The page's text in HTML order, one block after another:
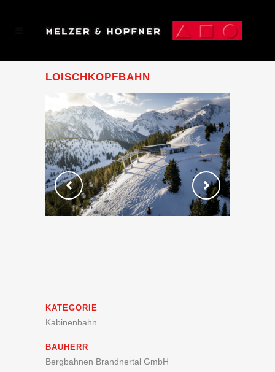
LOISCHKOPFBAHN
KATEGORIE
Kabinenbahn
BAUHERR
Bergbahnen Brandnertal GmbH